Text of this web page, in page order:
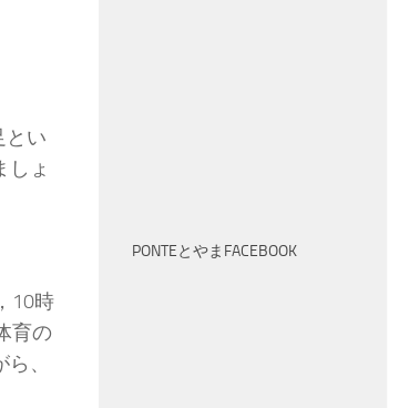
とい
しょ
10時
育の
、
PONTEとやまFACEBOOK